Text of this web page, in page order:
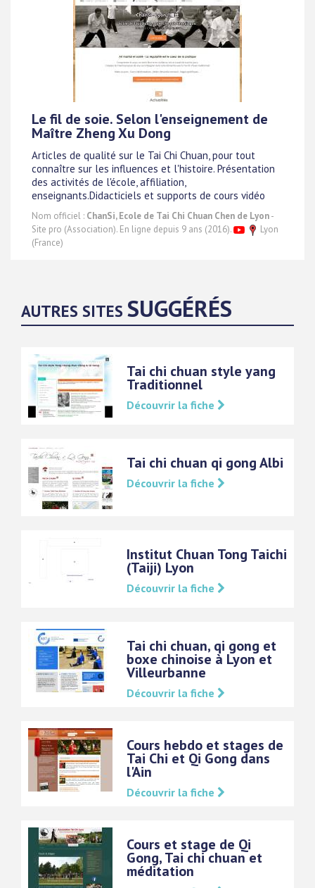
Le fil de soie. Selon l'enseignement de
Maître Zheng Xu Dong
Articles de qualité sur le Tai Chi Chuan, pour tout
connaître sur les influences et l'histoire. Présentation
des activités de l'école, affiliation,
enseignants.Didacticiels et supports de cours vidéo
Nom officiel : ChanSi, Ecole de Tai Chi Chuan Chen de Lyon-
Site pro (Association). En ligne depuis 9 ans (2016).
Lyon
(France)
AUTRES SITES SUGGÉRÉS
Tai chi chuan style yang
Traditionnel
Découvrir la fiche
Tai chi chuan qi gong Albi
Découvrir la fiche
Institut Chuan Tong Taichi
(Taiji) Lyon
Découvrir la fiche
Tai chi chuan, qi gong et
boxe chinoise à Lyon et
Villeurbanne
Découvrir la fiche
Cours hebdo et stages de
Tai Chi et Qi Gong dans
l'Ain
Découvrir la fiche
Cours et stage de Qi
Gong, Tai chi chuan et
méditation